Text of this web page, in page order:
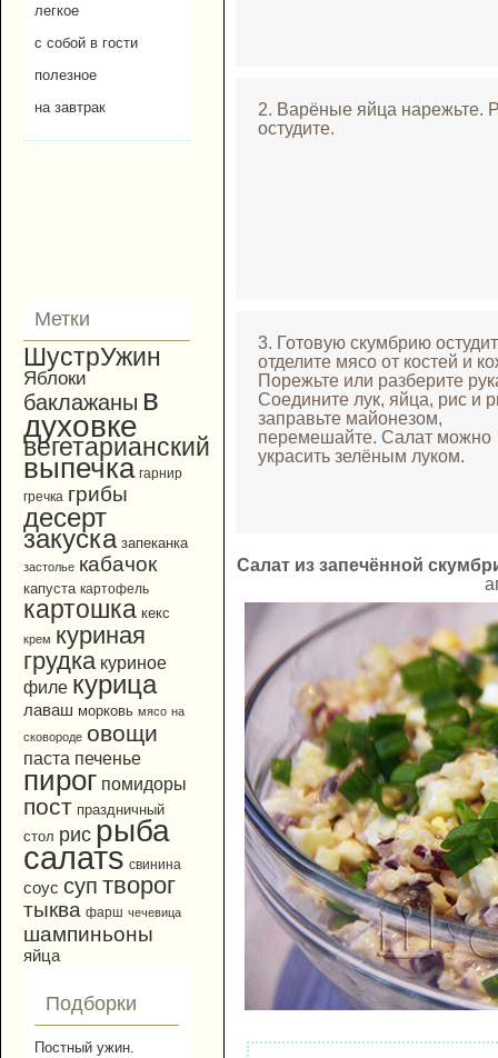
легкое
с собой в гости
полезное
на завтрак
Метки
ШустрУжин
Яблоки
баклажаны в
духовке
вегетарианский
выпечка гарнир
гречка грибы
десерт
закуска запеканка
застолье кабачок
капуста картофель
картошка кекс
крем куриная
грудка куриное
филе курица
лаваш морковь мясо на
сковороде овощи
паста печенье
пирог помидоры
пост праздничный
стол рис рыба
салатs свинина
соус суп творог
тыква фарш чечевица
шампиньоны
яйца
Подборки
Постный ужин.
2. Варёные яйца нарежьте.
остудите.
3. Готовую скумбрию
отделите мясо от костей и
Порежьте или разберите
Соедините лук, яйца, рис и
заправьте майонезом,
перемешайте. Салат можно
украсить зелёным луком.
Салат из запечённой